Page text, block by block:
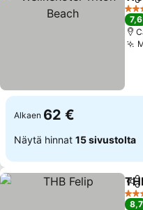
Jaa
4
7,6
Alkaen 62 €
Näytä hinnat 15 sivustolta
Jaa
4
8,7